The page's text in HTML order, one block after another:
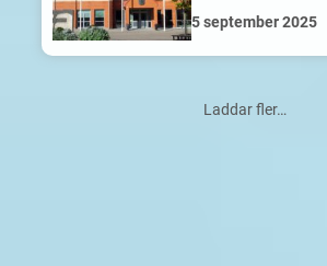
5 september 2025
Laddar fler…